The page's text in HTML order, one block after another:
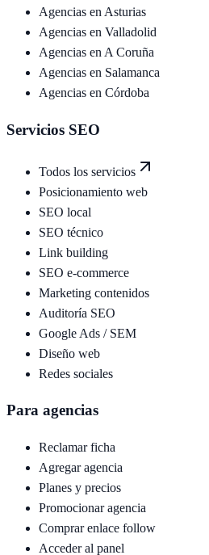
Agencias en Asturias
Agencias en Valladolid
Agencias en A Coruña
Agencias en Salamanca
Agencias en Córdoba
Servicios SEO
Todos los servicios
Posicionamiento web
SEO local
SEO técnico
Link building
SEO e-commerce
Marketing contenidos
Auditoría SEO
Google Ads / SEM
Diseño web
Redes sociales
Para agencias
Reclamar ficha
Agregar agencia
Planes y precios
Promocionar agencia
Comprar enlace follow
Acceder al panel